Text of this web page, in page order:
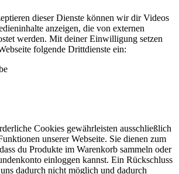
dieser Dienste können wir dir Videos
anzeigen, die von externen
werden. Mit deiner Einwilligung setzen
folgende Drittdienste ein:
Cookies gewährleisten ausschließlich
unserer Webseite. Sie dienen zum
du Produkte im Warenkorb sammeln oder
einloggen kannst. Ein Rückschluss
dadurch nicht möglich und dadurch